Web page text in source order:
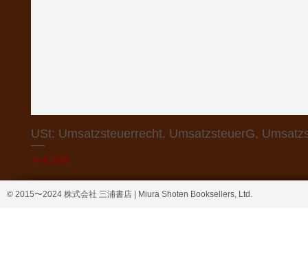
USt: Umsatzsteuerrecht. UmsatzsteuerG,
価格
￥4,368
© 2015〜2024 株式会社 三浦書店 | Miura Shoten Booksellers, Ltd.